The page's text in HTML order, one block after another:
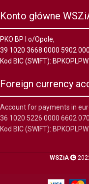
Konto główne
PKO BP I o/Opole,
39 1020 3668 0000 5902
Kod BIC (SWIFT): BPKOPLPW
Foreign currency
Account for payments in
36 1020 5226 0000 6602
Kod BIC (SWIFT): BPKOPLPW
WSZiA